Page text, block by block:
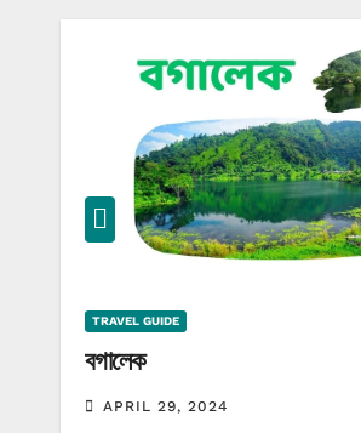
TRAVEL GUIDE
বগালেক
APRIL 29, 2024